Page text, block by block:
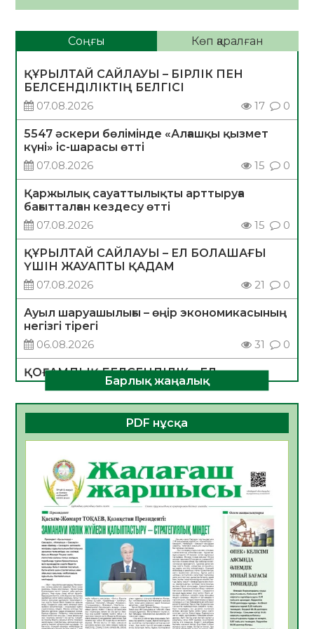
Соңғы Көп қаралған
ҚҰРЫЛТАЙ САЙЛАУЫ – БІРЛІК ПЕН
БЕЛСЕНДІЛІКТІҢ БЕЛГІСІ
07.08.2026
17 0
5547 әскери бөлімінде «Алғашқы қызмет
күні» іс-шарасы өтті
07.08.2026
15 0
Қаржылық сауаттылықты арттыруға
бағытталған кездесу өтті
07.08.2026
15 0
ҚҰРЫЛТАЙ САЙЛАУЫ – ЕЛ БОЛАШАҒЫ
ҮШІН ЖАУАПТЫ ҚАДАМ
07.08.2026
21 0
Ауыл шаруашылығы – өңір экономикасының
негізгі тірегі
06.08.2026
31 0
ҚОҒАМДЫҚ БЕЛСЕНДІЛІК – ЕЛ
ДАМУЫНЫҢ НЕГІЗІ
06.08.2026
30 0
ҚҰРЫЛТАЙ САЙЛАУЫ – БОЛАШАҚҚА
БАСТАР ЖАУАПТЫ ТАҢДАУ
06.08.2026
Инфекциялық ауруларға қарсы иммундау
жұмыстарының тиімділігі
06.08.2026
33
Көкжөтел ауруы туралы
06.08.2026
30
АПВ вакцинасы туралы мәлімет
06.08.2026
31
Барлық жаңалық
PDF нұсқа